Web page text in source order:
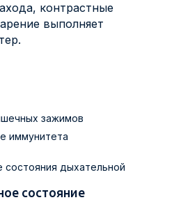
контрастные
выполняет
зажимов
иммунитета
состояния дыхательной
состояние